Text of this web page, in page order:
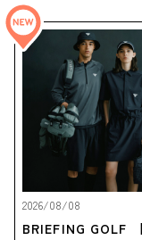
2026/08/08
BRIEFING GOLF 【REFL